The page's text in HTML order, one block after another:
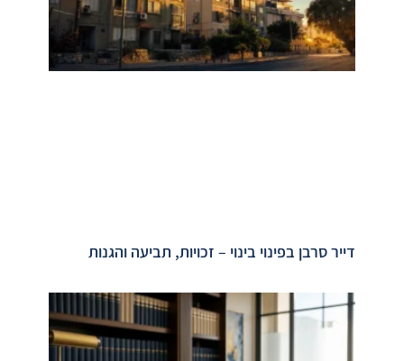
דייר סרבן בפינוי בינוי – זכויות, תביעה והגנות